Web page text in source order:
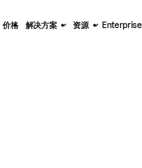
价格 解决方案 资源 Enterprise